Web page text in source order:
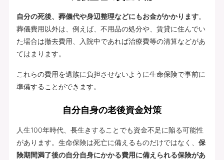
自分の死後、葬儀代や身辺整理などにもお金がかかります。
葬儀費用以外は、例えば、不用品の処分や、賃貸に住んでい
た場合は撤去費用、入院中であれば治療費等の清算などがあ
てはまります。
これらの費用を遺族に負担させないように生命保険で事前に
準備することができます。
自分自身の老後資金対策
人生100年時代、長生きすることでも資金不足に陥る可能性
があります。生命保険は死亡に備えるものだけではなく、 保
険期間満了後の自分自身にかかる費用に備えられる保険があ